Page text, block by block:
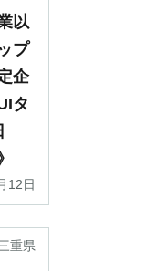
以
プ
企
タ
12日
重県